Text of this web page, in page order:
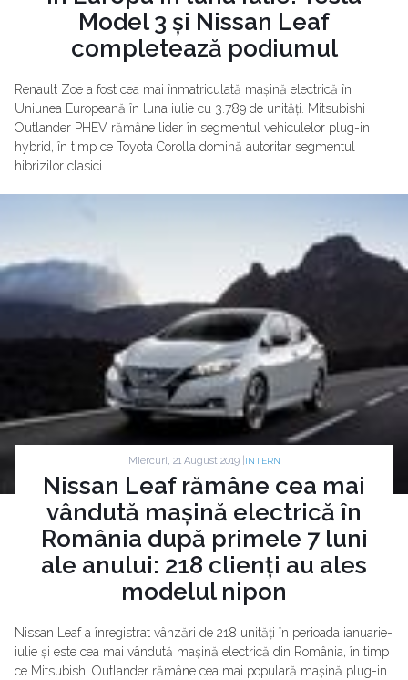
Model 3 și Nissan Leaf
completează podiumul
Renault Zoe a fost cea mai înmatriculată mașină electrică în
Uniunea Europeană în luna iulie cu 3.789 de unități. Mitsubishi
Outlander PHEV rămâne lider în segmentul vehiculelor plug-in
hybrid, în timp ce Toyota Corolla domină autoritar segmentul
hibrizilor clasici.
Miercuri, 21 August 2019 | INTERN
Nissan Leaf rămâne cea mai
vândută mașină electrică în
România după primele 7 luni
ale anului: 218 clienți au ales
modelul nipon
Nissan Leaf a înregistrat vânzări de 218 unități în perioada ianuarie-
iulie și este cea mai vândută mașină electrică din România, în timp
ce Mitsubishi Outlander rămâne cea mai populară mașină plug-in